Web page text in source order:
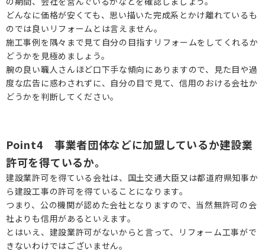
どんなに価格が安くても、思い描いた完成系とかけ離れているも
のでは良いリフォームとは言えません。
施工事例を隅々まで見て自分の目指すリフォームをしてくれるか
どうかを見極めましょう。
腕の良い職人さんほど口下手な傾向にありますので、見た目や過
度な広告に惑わされずに、自分の目で見て、信用のおける会社か
どうかを判断してください。
Point4 事業者団体などに加盟しているか建設業
許可を得ているか。
建設業許可を得ている会社は、国土交通大臣又は都道府県知事か
ら建設工事の許可を得ていることになります。
つまり、公の機関が認めた会社となりますので、当然無許可の会
社よりも信用があるといえます。
とはいえ、建設業許可がないからと言って、リフォーム工事がで
きないわけではございません。